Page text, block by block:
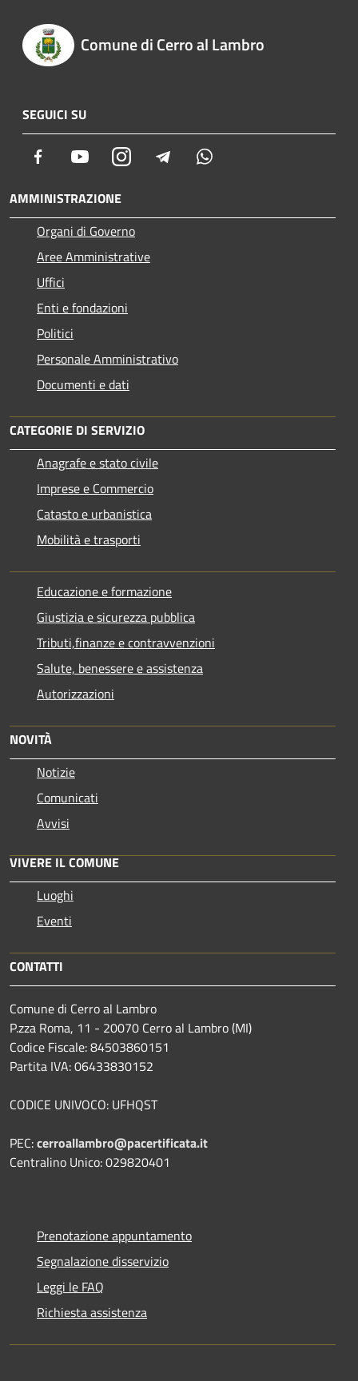
Comune di Cerro al Lambro
SEGUICI SU
Facebook YoutubeInstagram Telegram
AMMINISTRAZIONE
Organi di Governo
Aree Amministrative
Uffici
Enti e fondazioni
Politici
Personale Amministrativo
Documenti e dati
CATEGORIE DI SERVIZIO
Anagrafe e stato civile
Imprese e Commercio
Catasto e urbanistica
Mobilità e trasporti
Educazione e formazione
Giustizia e sicurezza pubblica
Tributi,finanze e contravvenzioni
Salute, benessere e assistenza
Autorizzazioni
NOVITÀ
Notizie
Comunicati
Avvisi
VIVERE IL COMUNE
Luoghi
Eventi
CONTATTI
Comune di Cerro al Lambro
P.zza Roma, 11 - 20070 Cerro al Lambro (MI)
Codice Fiscale: 84503860151
Partita IVA: 06433830152
CODICE UNIVOCO: UFHQST
PEC:cerroallambro@pacertificata.it
Centralino Unico: 029820401
Prenotazione appuntamento
Segnalazione disservizio
Leggi le FAQ
Richiesta assistenza